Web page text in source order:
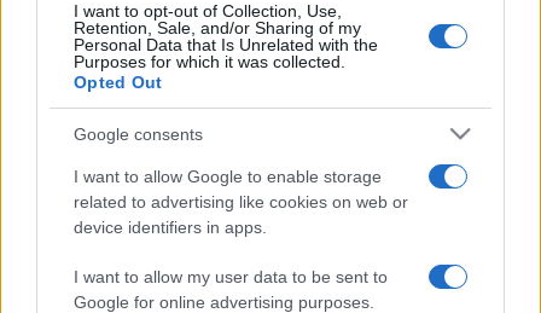
I want to opt-out of Collection, Use,
Retention, Sale, and/or Sharing of my
Personal Data that Is Unrelated with the
Purposes for which it was collected.
Opted Out
Google consents
I want to allow Google to enable storage
related to advertising like cookies on web or
device identifiers in apps.
I want to allow my user data to be sent to
Google for online advertising purposes.
Yorkban is él. A kísérletező kedvéről híres jazz énekesnő
folyamatosan feszegeti saját zenei horizontjának korlátait.
Repertoárja a nagy alapsztenderdektől a tavaly ősszel
készített Oláh-dalokig terjed.
(2007. november 21. 19:30 Zeneakadémia Nagyterem
(Budapest) - Far Away - Felly K (ének) és Oláh Tzumó
Árpád (zongora) koncertje; km.: Edward Perez (bőgő),
Arturo Stable (ütőhangszerek), Németh Ferenc (dob)